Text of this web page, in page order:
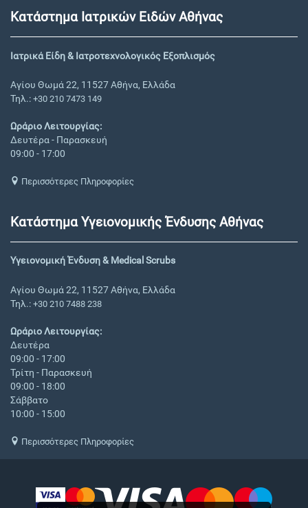
Κατάστημα Ιατρικών Ειδών Αθήνας
Ιατρικά Είδη & Ιατροτεχνολογικός Εξοπλισμός
Αγίου Θωμά 22, 11527 Αθήνα, Ελλάδα
Τηλ.: +30 210 7473 149
Ωράριο Λειτουργίας:
Δευτέρα - Παρασκευή
09:00 - 17:00
Περισσότερες Πληροφορίες
Κατάστημα Υγειονομικής Ένδυσης Αθήνας
Υγειονομική Ένδυση & Medical Scrubs
Αγίου Θωμά 22, 11527 Αθήνα, Ελλάδα
Τηλ.: +30 210 7488 238
Ωράριο Λειτουργίας:
Δευτέρα
09:00 - 17:00
Τρίτη - Παρασκευή
09:00 - 18:00
Σάββατο
10:00 - 15:00
Περισσότερες Πληροφορίες